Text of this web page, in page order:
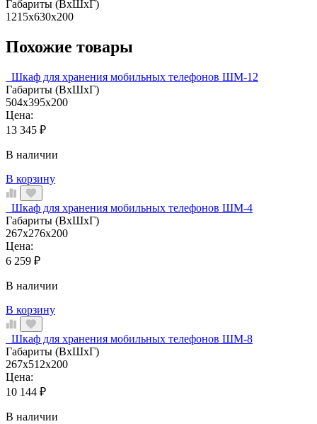
Габариты (ВхШхГ)
1215х630х200
Похожие товары
Шкаф для хранения мобильных телефонов ШМ-12
Габариты (ВхШхГ)
504х395х200
Цена:
13 345 ₽
В наличии
В корзину
Шкаф для хранения мобильных телефонов ШМ-4
Габариты (ВхШхГ)
267х276х200
Цена:
6 259 ₽
В наличии
В корзину
Шкаф для хранения мобильных телефонов ШМ-8
Габариты (ВхШхГ)
267х512х200
Цена:
10 144 ₽
В наличии